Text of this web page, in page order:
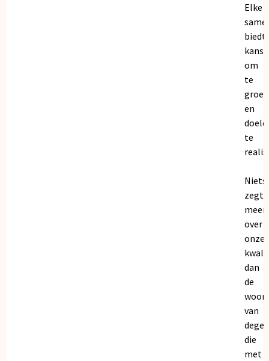
Elke
biedt
om
te
en
te
Niets
zegt
meer
over
onze
dan
de
van
die
met